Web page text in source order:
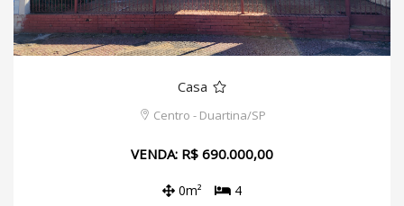
Casa
Centro - Duartina/SP
VENDA: R$ 690.000,00
0m² 4